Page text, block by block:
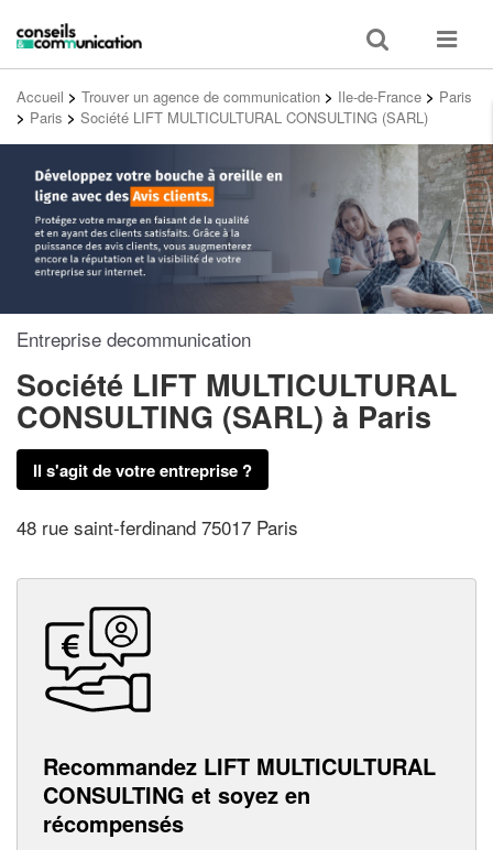
Toggle
search
Toggle
Accueil > Trouver un agence de communication > Ile-de-France > Paris
> Paris > Société LIFT MULTICULTURAL CONSULTING (SARL)
Entreprise decommunication
Société LIFT MULTICULTURAL
CONSULTING (SARL) à Paris
Il s'agit de votre entreprise ?
48 rue saint-ferdinand 75017 Paris
Recommandez LIFT MULTICULTURAL
CONSULTING et soyez en
récompensés